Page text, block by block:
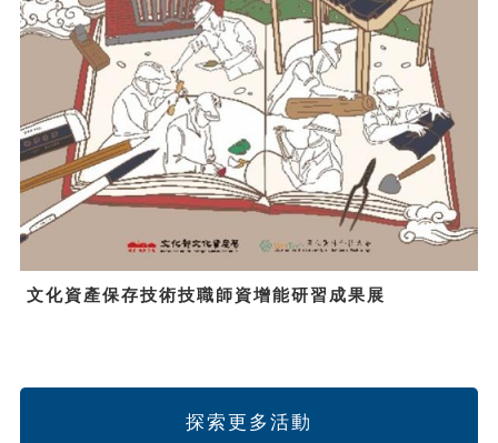
文化資產保存技術技職師資增能研習成果展
探索更多活動